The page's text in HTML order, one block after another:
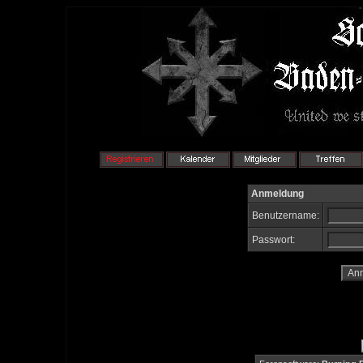
Anmeldung
Benutzername:
Passwort: